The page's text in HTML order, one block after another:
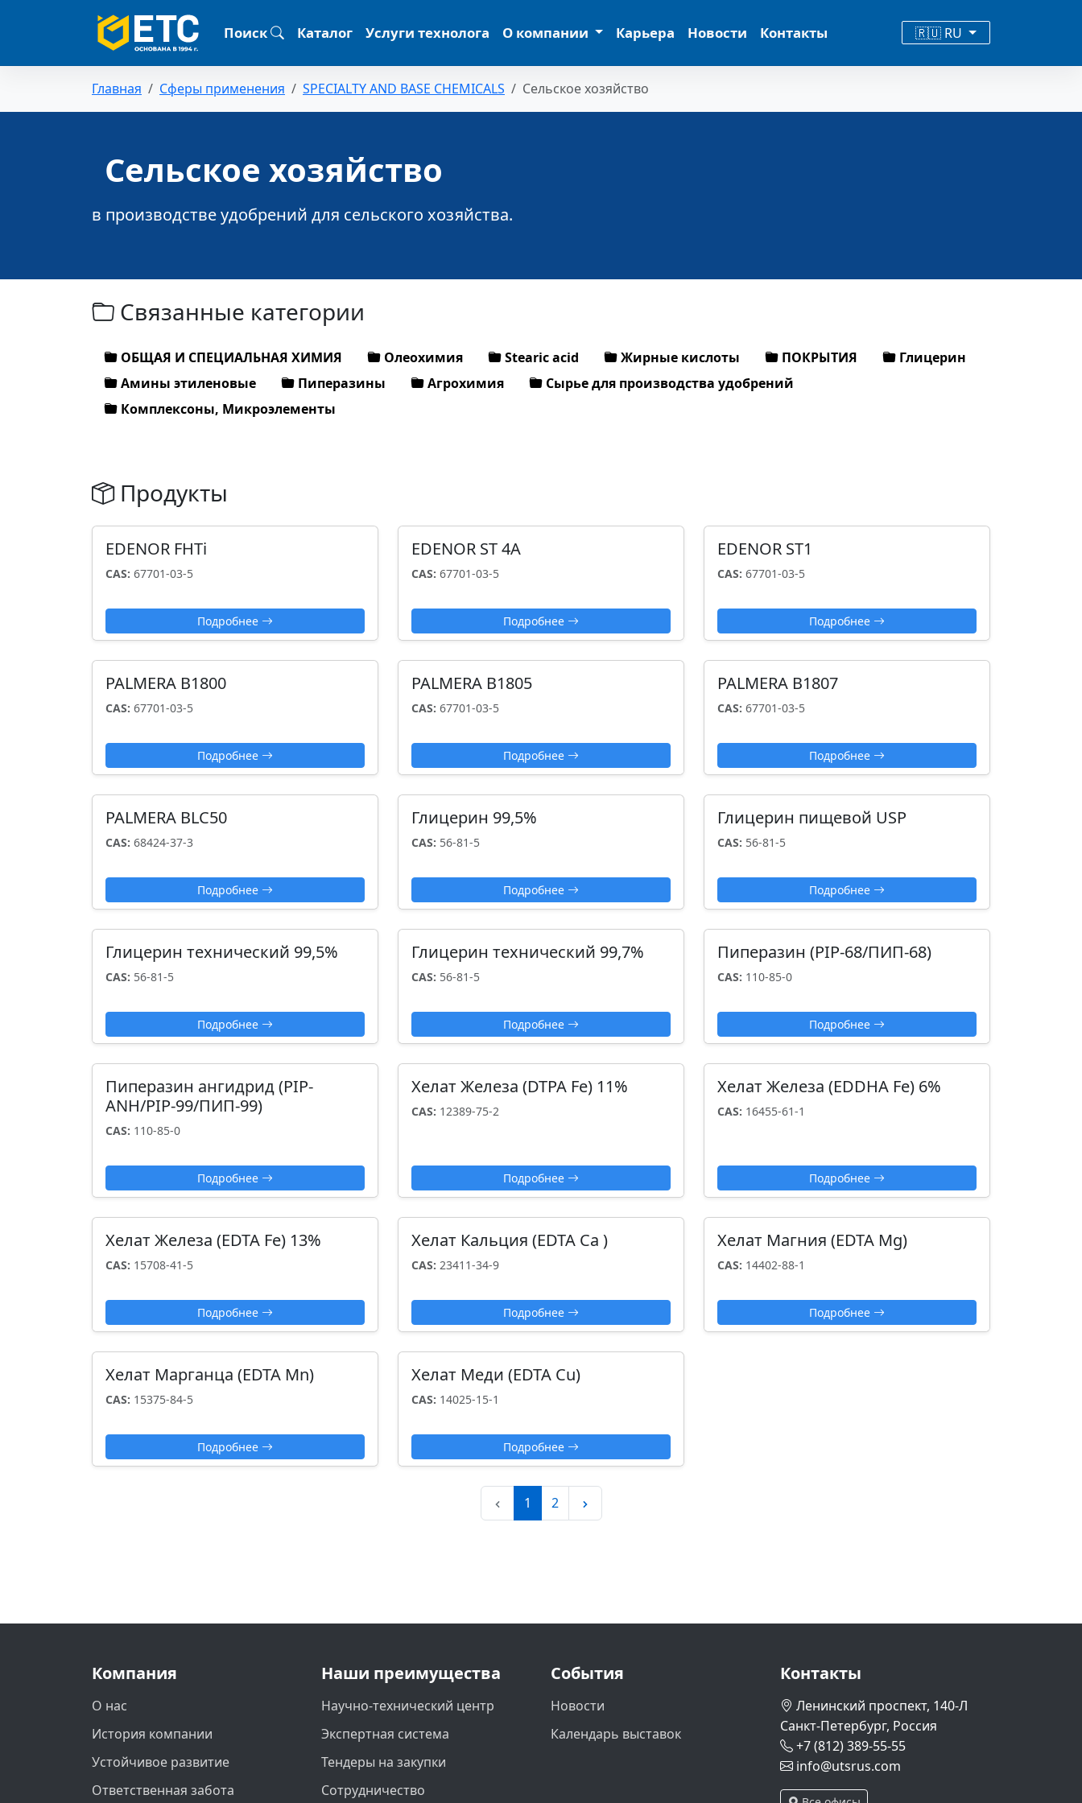
Поиск Каталог Услуги технолога О компании Карьера Новости Контакты 🇷🇺 RU
Главная Сферы применения SPECIALTY AND BASE CHEMICALS Сельское хозяйство
Сельское хозяйство
в производстве удобрений для сельского хозяйства.
Связанные категории
ОБЩАЯ И СПЕЦИАЛЬНАЯ ХИМИЯ Олеохимия Stearic acid Жирные кислоты ПОКРЫТИЯ
Глицерин
Амины этиленовые
Пиперазины Агрохимия
Сырье для производства удобрений
Комплексоны, Микроэлементы
Продукты
EDENOR FHTi
CAS: 67701-03-5
Подробнее
EDENOR ST 4A
CAS: 67701-03-5
Подробнее
EDENOR ST1
CAS: 67701-03-5
Подробнее
PALMERA B1800
CAS: 67701-03-5
Подробнее
PALMERA B1805
CAS: 67701-03-5
Подробнее
PALMERA B1807
CAS: 67701-03-5
Подробнее
PALMERA BLC50
CAS: 68424-37-3
Подробнее
Глицерин 99,5%
CAS: 56-81-5
Подробнее
Глицерин пищевой USP
CAS: 56-81-5
Подробнее
Глицерин технический 99,5%
CAS: 56-81-5
Подробнее
Глицерин технический 99,7%
CAS: 56-81-5
Подробнее
Пиперазин (PIP-68/ПИП-68)
CAS: 110-85-0
Подробнее
Пиперазин ангидрид (PIP-
ANH/PIP-99/ПИП-99)
CAS: 110-85-0
Подробнее
Хелат Железа (DTPA Fe) 11%
CAS: 12389-75-2
Подробнее
Хелат Железа (EDDHA Fe) 6%
CAS: 16455-61-1
Подробнее
Хелат Железа (EDTA Fe) 13%
CAS: 15708-41-5
Подробнее
Хелат Кальция (EDTA Сa )
CAS: 23411-34-9
Подробнее
Хелат Магния (EDTA Mg)
CAS: 14402-88-1
Подробнее
Хелат Марганца (EDTA Mn)
CAS: 15375-84-5
Подробнее
Хелат Меди (EDTA Сu)
CAS: 14025-15-1
Подробнее
1 2
Компания
О нас
История компании
Устойчивое развитие
Ответственная забота
Наши преимущества
Научно-технический центр
Экспертная система
Тендеры на закупки
Сотрудничество
События
Новости
Календарь выставок
Контакты
Ленинский проспект, 140-Л
Санкт-Петербург, Россия
+7 (812) 389-55-55
info@utsrus.com